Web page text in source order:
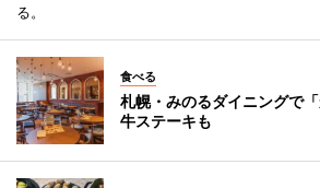
る。
食べる
札幌・みのるダイニングで
牛ステーキも